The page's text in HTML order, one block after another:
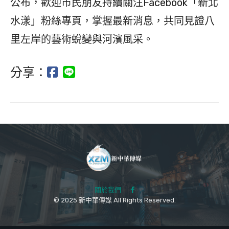
公布，歡迎市民朋友持續關注Facebook「新北
水漾」粉絲專頁，掌握最新消息，共同見證八
里左岸的藝術蛻變與河濱風采。
分享：
關於我們
｜
© 2025 新中華傳媒 All Rights Reserved.